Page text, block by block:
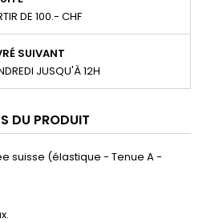
DE 100.- CHF
SUIVANT
JUSQU'À 12H
DU PRODUIT
suisse (élastique - Tenue A -